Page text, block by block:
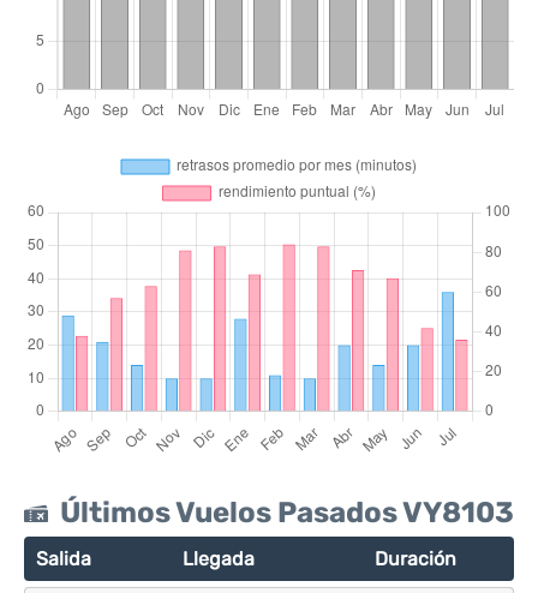
Últimos Vuelos Pasados VY8103
Salida Llegada Duración